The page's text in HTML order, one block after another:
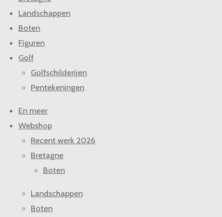
Landschappen
Boten
Figuren
Golf
Golfschilderijen
Pentekeningen
En meer
Webshop
Recent werk 2026
Bretagne
Boten
Landschappen
Boten